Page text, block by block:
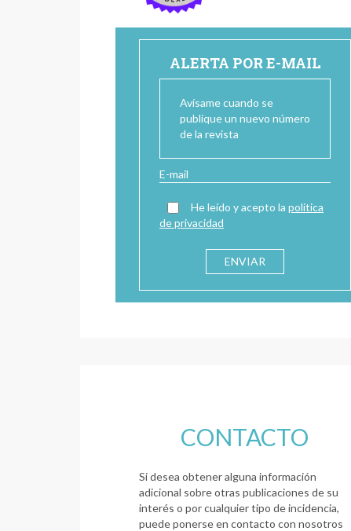
ALERTA POR E-MAIL
Avísame cuando se
publique un nuevo número
de la revista
He leído y acepto la política
de privacidad
CONTACTO
Si desea obtener alguna información
adicional sobre otras publicaciones de su
interés o por cualquier tipo de incidencia,
puede ponerse en contacto con nosotros